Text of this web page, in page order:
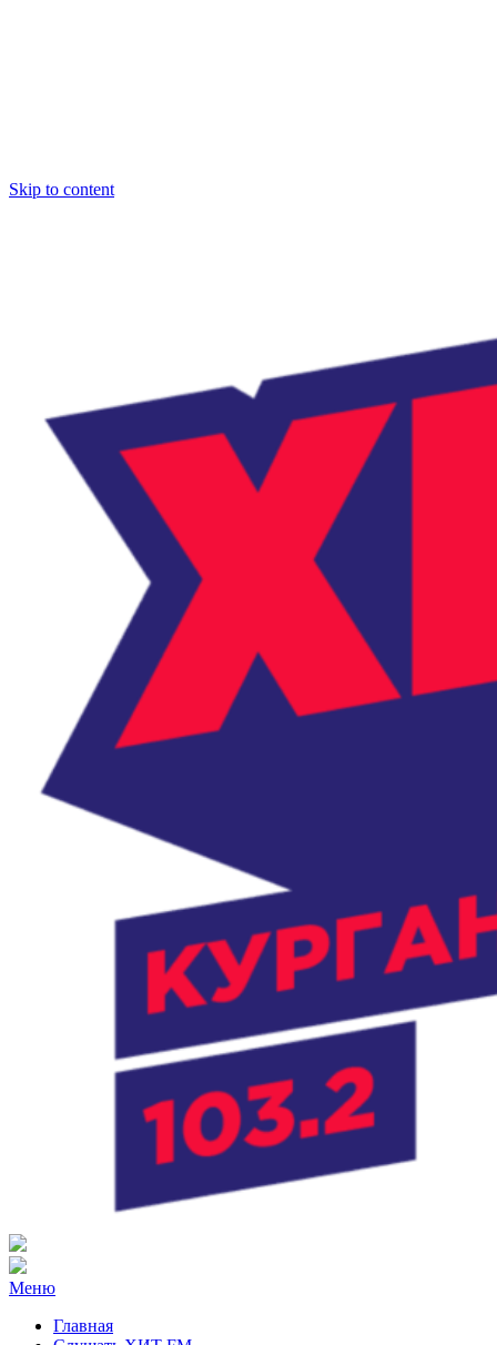
Skip to content
Радио ХИТ FM Курган
103.2 FM
Меню
Главная